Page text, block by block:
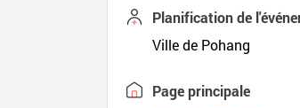
Planification de
Ville de Pohang
Page principale